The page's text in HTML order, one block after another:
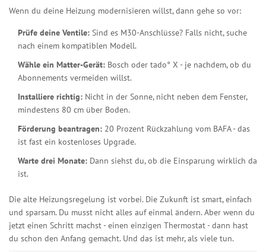
Wenn du deine Heizung modernisieren willst, dann gehe so vor:
Prüfe deine Ventile: Sind es M30-Anschlüsse? Falls nicht, suche
nach einem kompatiblen Modell.
Wähle ein Matter-Gerät: Bosch oder tado° X - je nachdem, ob du
Abonnements vermeiden willst.
Installiere richtig: Nicht in der Sonne, nicht neben dem Fenster,
mindestens 80 cm über Boden.
Förderung beantragen: 20 Prozent Rückzahlung vom BAFA - das
ist fast ein kostenloses Upgrade.
Warte drei Monate: Dann siehst du, ob die Einsparung wirklich da
ist.
Die alte Heizungsregelung ist vorbei. Die Zukunft ist smart, einfach
und sparsam. Du musst nicht alles auf einmal ändern. Aber wenn du
jetzt einen Schritt machst - einen einzigen Thermostat - dann hast
du schon den Anfang gemacht. Und das ist mehr, als viele tun.